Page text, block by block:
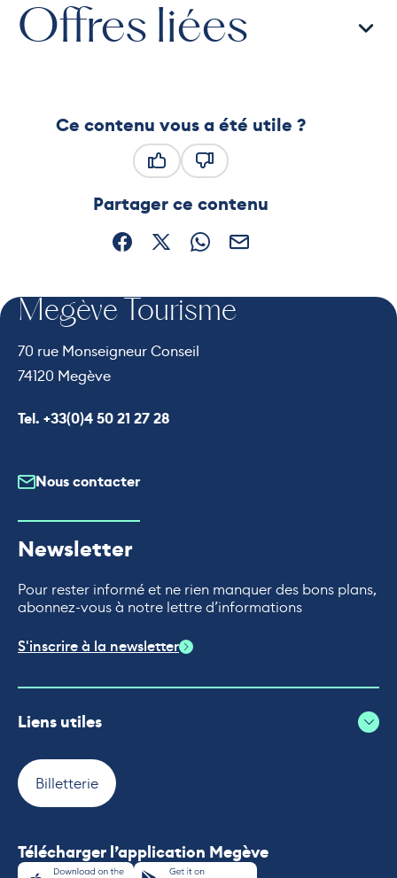
Offres liées
Ce contenu vous a été utile ?
Partager ce contenu
Partager sur Facebook (nouvelle fenêtre)
Partager sur X / Twitter (nouvelle
Partager sur WhatsApp
Partager par mail
Megève Tourisme
70 rue Monseigneur Conseil
74120 Megève
Appeler le
Tel. +33(0)4 50 21 27 28
Nous contacter
Newsletter
Pour rester informé et ne rien manquer des bons plans,
abonnez-vous à notre lettre d’informations
S'inscrire à la newsletter
Liens utiles
Billetterie
Télécharger l’application Megève